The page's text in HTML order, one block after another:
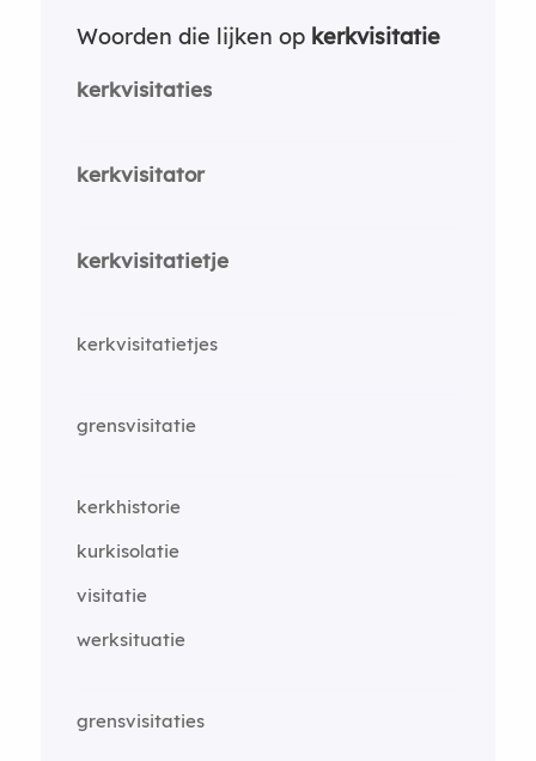
Woorden die lijken op kerkvisitatie
kerkvisitaties
kerkvisitator
kerkvisitatietje
kerkvisitatietjes
grensvisitatie
kerkhistorie
kurkisolatie
visitatie
werksituatie
grensvisitaties